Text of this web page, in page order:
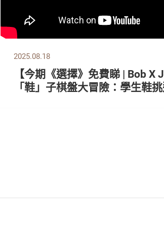
2025.08.18
【今期《選擇》免費睇 | Bob X
「鞋」子棋盤大冒險：學生鞋